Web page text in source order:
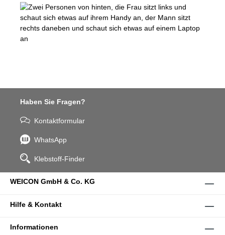
Haben Sie Fragen?
Kontaktformular
WhatsApp
Klebstoff-Finder
WEICON GmbH & Co. KG
Hilfe & Kontakt
Informationen